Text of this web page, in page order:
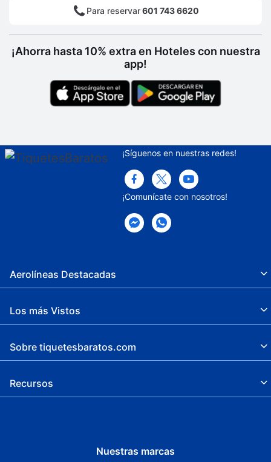
Para reservar601 743 6620
¡Ahorra hasta 10% extra en Hoteles con nuestra
app!
¡Síguenos en nuestras redes!
¡Comunícate con nosotros!
Aerolíneas Destacadas
Los más Vistos
Sobre tiquetesbaratos.com
Recursos
Nuestras marcas